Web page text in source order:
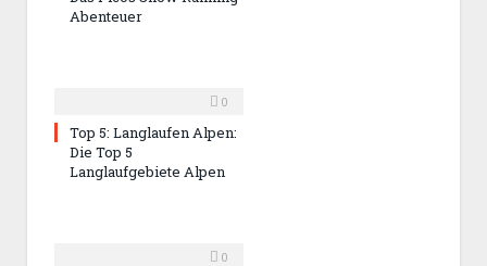
Abenteuer
0
Top 5: Langlaufen Alpen:
Die Top 5
Langlaufgebiete Alpen
0